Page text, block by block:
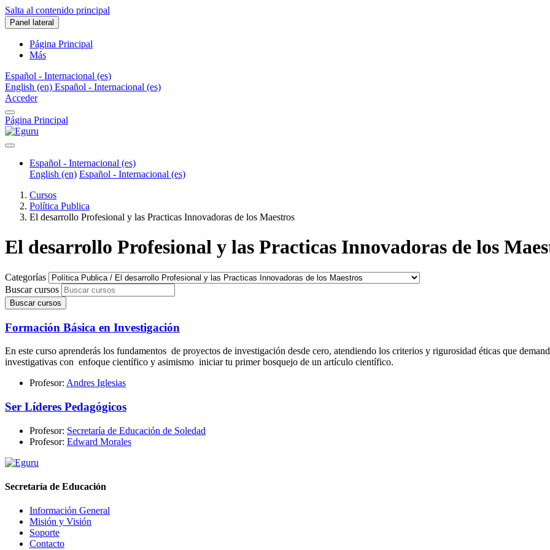
Salta al contenido principal
Panel lateral
Página Principal
Más
Español - Internacional ‎(es)‎
English ‎(en)‎ Español - Internacional ‎(es)‎
Acceder
Página Principal
Español - Internacional ‎(es)‎
English ‎(en)‎ Español - Internacional ‎(es)‎
Cursos
Política Publica
El desarrollo Profesional y las Practicas Innovadoras de los Maestros
El desarrollo Profesional y las Practicas Innovadoras de los
Categorías
Buscar cursos
Buscar cursos
Formación Básica en Investigación
En este curso aprenderás los fundamentos de proyectos de investigación desde cero, atendiendo los criterios y rigurosidad éticas que
investigativas con enfoque científico y asimismo iniciar tu primer bosquejo de un artículo científico.
Profesor: Andres Iglesias
Ser Líderes Pedagógicos
Profesor: Secretaría de Educación de Soledad
Profesor: Edward Morales
Secretaría de Educación
Información General
Misión y Visión
Soporte
Contacto